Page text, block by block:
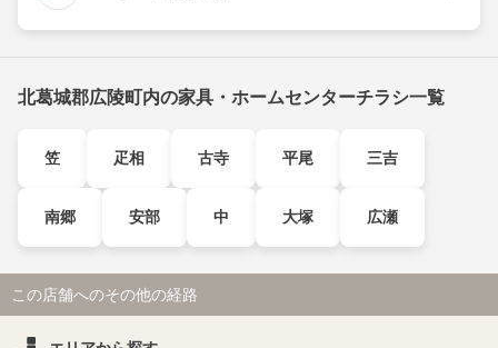
北葛城郡広陵町内の家具・ホームセンターチラシ一覧
笠 疋相 古寺 平尾 三吉
南郷 安部 中 大塚 広瀬
この店舗へのその他の経路